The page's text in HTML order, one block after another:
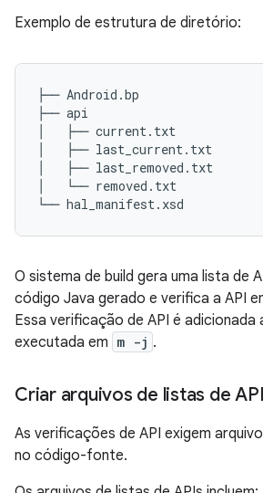
Exemplo de estrutura de diretório:
├── Android.bp
├── api
│   ├── current.txt
│   ├── last_current.txt
│   ├── last_removed.txt
│   └── removed.txt
O sistema de build gera uma lista de
código Java gerado e verifica a API
Essa verificação de API é adicionada
executada em m -j .
Criar arquivos de listas de
As verificações de API exigem
no código-fonte.